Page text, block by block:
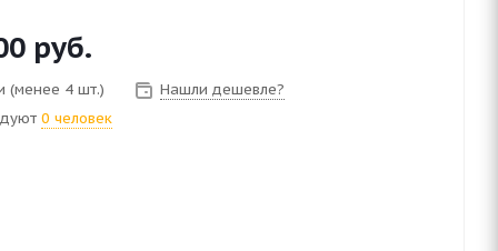
руб.
(менее 4 шт.)
Нашли дешевле?
0 человек